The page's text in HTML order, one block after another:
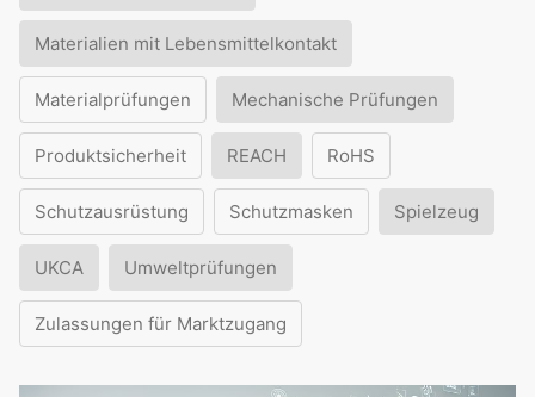
Materialien mit Lebensmittelkontakt
Materialprüfungen Mechanische Prüfungen
Produktsicherheit REACH RoHS
Schutzausrüstung Schutzmasken Spielzeug
UKCA Umweltprüfungen
Zulassungen für Marktzugang